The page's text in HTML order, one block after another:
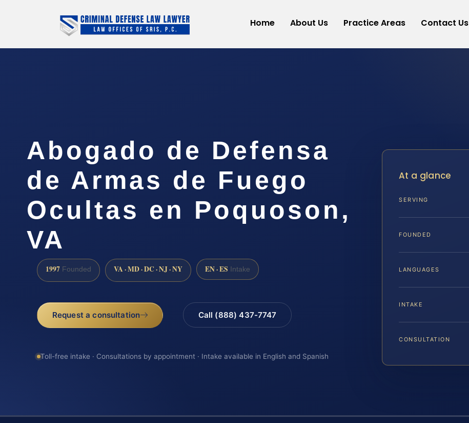
Home About Us Practice Areas Contact Us
Abogado de Defensa
de Armas de Fuego
Ocultas en Poquoson,
VA
1997 Founded VA · MD · DC · NJ · NY EN · ES Intake
Request a consultation Call (888) 437-7747
Toll-free intake · Consultations by appointment · Intake available in English and Spanish
At a glance
SERVING
FOUNDED
LANGUAGES
INTAKE
CONSULTATION